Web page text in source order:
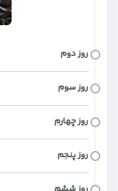
روز دوم
روز سوم
روز چهارم
روز پنجم